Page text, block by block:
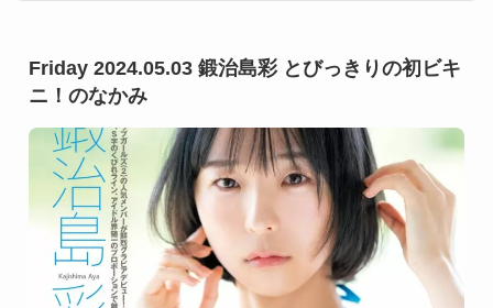
Friday 2024.05.03 鍛治島彩 とびっきりの初ビキ
ニ！のなかみ